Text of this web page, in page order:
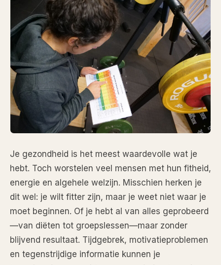
Je gezondheid is het meest waardevolle wat je
hebt. Toch worstelen veel mensen met hun fitheid,
energie en algehele welzijn. Misschien herken je
dit wel: je wilt fitter zijn, maar je weet niet waar je
moet beginnen. Of je hebt al van alles geprobeerd
—van diëten tot groepslessen—maar zonder
blijvend resultaat. Tijdgebrek, motivatieproblemen
en tegenstrijdige informatie kunnen je